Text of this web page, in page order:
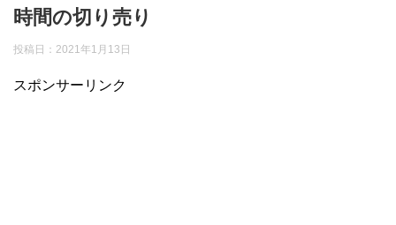
時間の切り売り
投稿日： 2021年1月13日
スポンサーリンク